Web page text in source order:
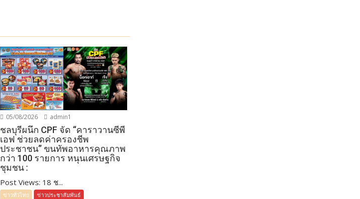
05/08/2026 admin1
ชลบุรีผนึก CPF จัด “คาราวานซีพี
เอฟ ช่วยลดค่าครองชีพ
ประชาชน” ขนทัพอาหารคุณภาพ
กว่า 100 รายการ หนุนเศรษฐกิจ
ชุมชน :
Post Views: 18 ช...
ข่าวทั่วไทย ข่าวประชาสัมพันธ์